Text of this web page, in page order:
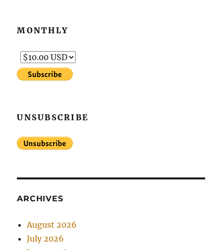
MONTHLY
UNSUBSCRIBE
ARCHIVES
August 2026
July 2026